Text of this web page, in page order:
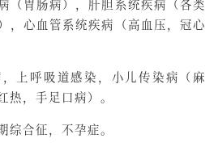
（胃肠病），肝胆系统疾病（各类
，心血管系统疾病（高血压，冠心
上呼吸道感染，小儿传染病（麻
热，手足口病）。
综合征，不孕症。